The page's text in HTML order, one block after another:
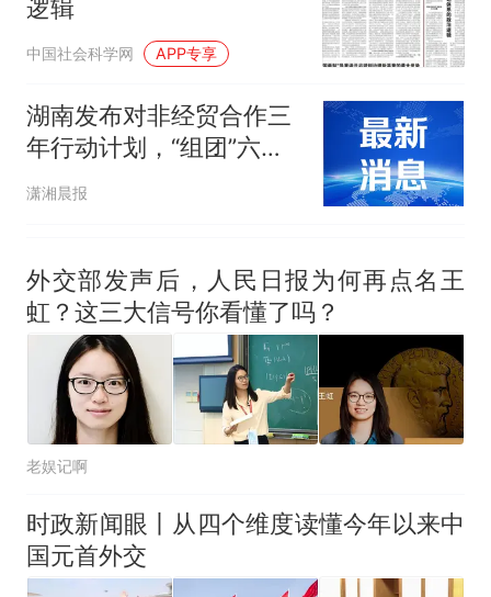
逻辑
中国社会科学网 APP专享
湖南发布对非经贸合作三
年行动计划，“组团”六大
优势产业全链条出海
潇湘晨报
外交部发声后，人民日报为何再点名王
虹？这三大信号你看懂了吗？
老娱记啊
时政新闻眼丨从四个维度读懂今年以来中
国元首外交